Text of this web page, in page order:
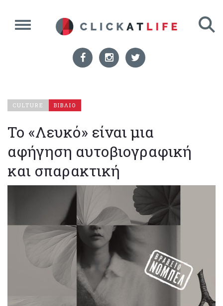
CULTURE ΒΙΒΛΙΟ
Το «Λευκό» είναι μια
αφήγηση αυτοβιογραφική
και σπαρακτική